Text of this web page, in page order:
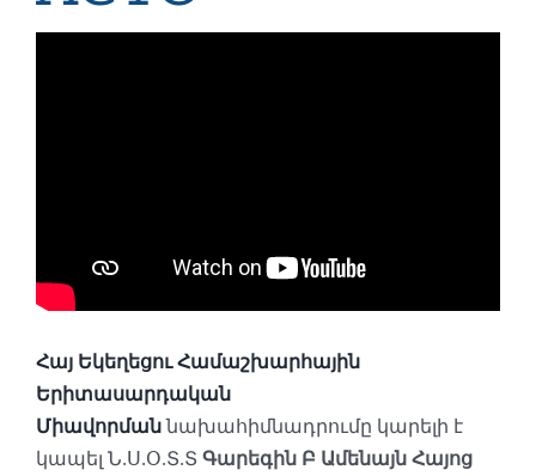
Հայ Եկեղեցու Համաշխարհային
Երիտասարդական
Միավորմաննախահիմնադրումը կարելի է
կապել Ն.Ս.Օ.Տ.Տ Գարեգին Բ Ամենայն Հայոց